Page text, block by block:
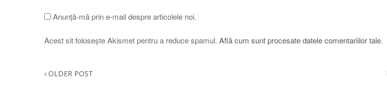
Anunță-mă prin e-mail despre articolele noi.
Acest sit folosește Akismet pentru a reduce spamul. Află cum sunt procesate datele comentariilor tale.
‹ OLDER POST